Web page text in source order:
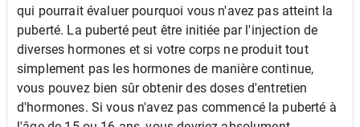
qui pourrait évaluer pourquoi vous n'avez pas atteint la
puberté. La puberté peut être initiée par l'injection de
diverses hormones et si votre corps ne produit tout
simplement pas les hormones de manière continue,
vous pouvez bien sûr obtenir des doses d'entretien
d'hormones. Si vous n'avez pas commencé la puberté à